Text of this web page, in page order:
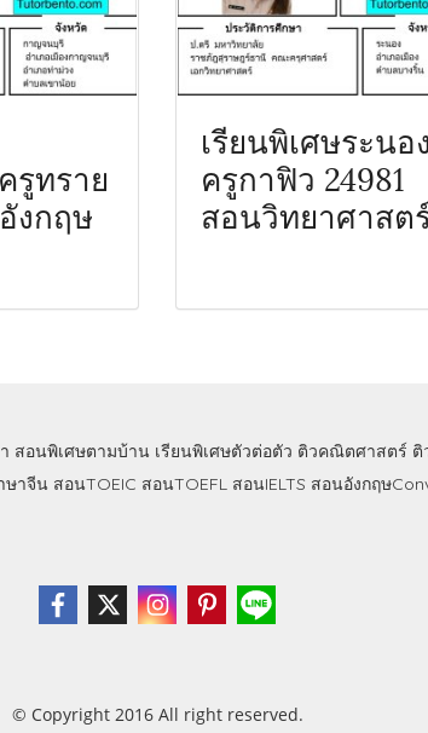
รูทราย
งกฤษ
เรียนพิเศษระนอง
ครูกาฟิว 24981
สอนวิทยาศาสต
สอนพิเศษตามบ้าน เรียนพิเศษตัวต่อตัว ติวคณิตศาสตร์ ติ
ษาจีน สอนTOEIC สอนTOEFL สอนIELTS สอนอังกฤษ
© Copyright 2016 All right reserved.